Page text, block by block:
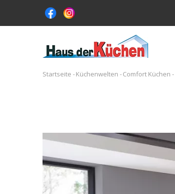
Startseite -Küchenwelten -Comfort Küchen -